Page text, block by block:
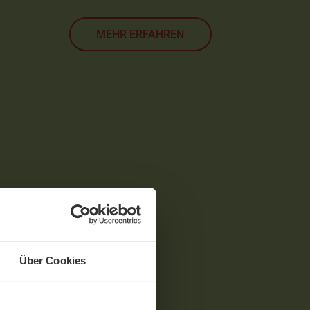
Über Cookies
MEHR ERFAHREN